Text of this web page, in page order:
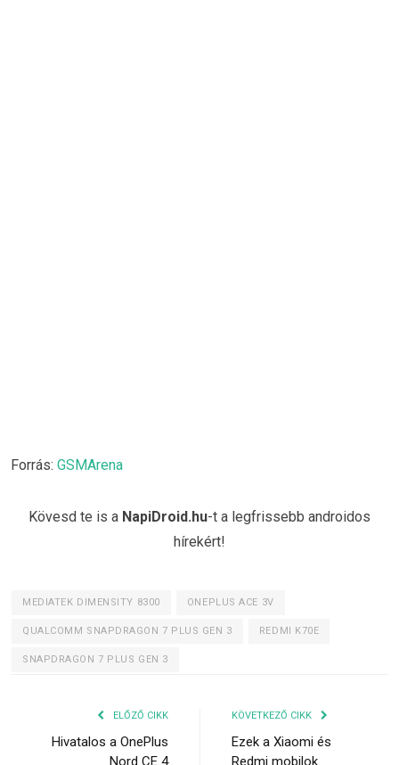
Forrás: GSMArena
Kövesd te is a NapiDroid.hu-t a legfrissebb androidos
hírekért!
MEDIATEK DIMENSITY 8300 ONEPLUS ACE 3V
QUALCOMM SNAPDRAGON 7 PLUS GEN 3 REDMI K70E
SNAPDRAGON 7 PLUS GEN 3
ELŐZŐ CIKK
Hivatalos a OnePlus
Nord CE 4
KÖVETKEZŐ CIKK
Ezek a Xiaomi és
Redmi mobilok